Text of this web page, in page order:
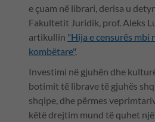
e çuam në librari, derisa u
Fakultetit Juridik, prof. Aleks
artikullin "Hija e censurës mbi
kombëtare".
Investimi në gjuhën dhe
botimit të librave të gjuhës
shqipe, dhe përmes
këtë drejtim mund të quhet